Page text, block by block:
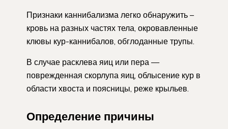
Признаки каннибализма легко обнаружить –
кровь на разных частях тела, окровавленные
клювы кур-каннибалов, обглоданные трупы.
В случае расклева яиц или пера —
поврежденная скорлупа яиц, облысение кур в
области хвоста и поясницы, реже крыльев.
Определение причины